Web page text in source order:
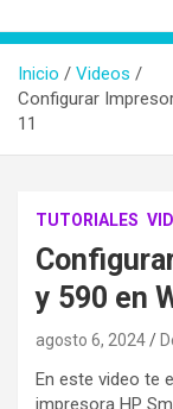
Inicio
Videos
Configurar
11
TUTORIALES
y 590 en
agosto 6, 2024
En este video te
impresora HP